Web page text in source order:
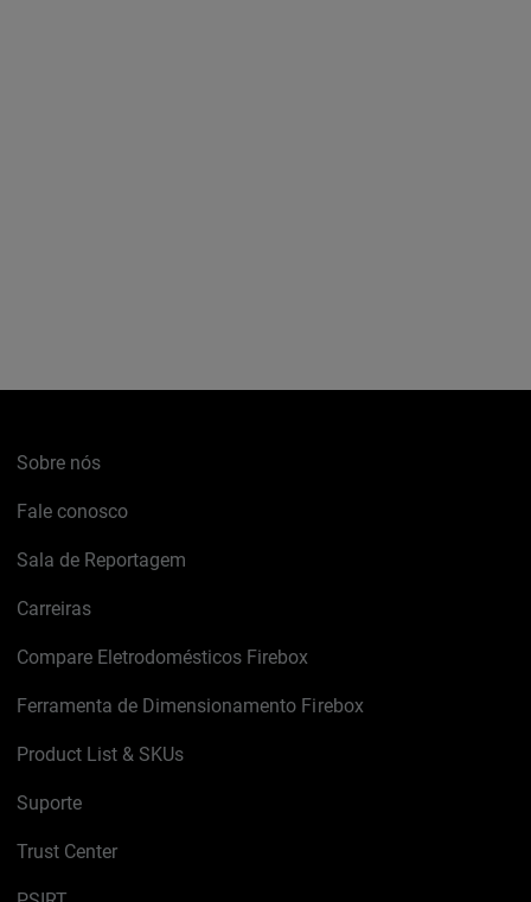
Sobre nós
Fale conosco
Sala de Reportagem
Carreiras
Compare Eletrodomésticos Firebox
Ferramenta de Dimensionamento Firebox
Product List & SKUs
Suporte
Trust Center